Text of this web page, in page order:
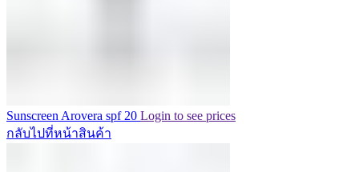
Sunscreen Arovera spf 20 Login to see prices
กลับไปที่หน้าสินค้า